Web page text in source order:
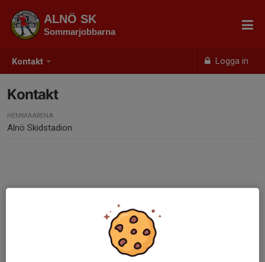
Kontakt Logga in
ALNÖ SK
Sommarjobbarna
Kontakt
HEMMAARENA
Alnö Skidstadion